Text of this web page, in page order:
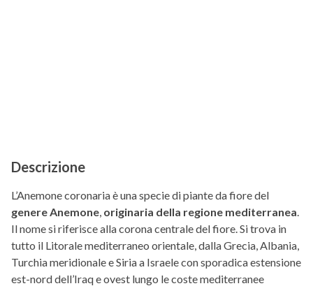
Descrizione
L’Anemone coronaria è una specie di piante da fiore del
genere Anemone originaria della regione mediterranea
Il nome si riferisce alla corona centrale del fiore. Si trova in
tutto il Litorale mediterraneo orientale, dalla Grecia, Albania,
Turchia meridionale e Siria a Israele con sporadica estensione
est-nord dell’Iraq e ovest lungo le coste mediterranee